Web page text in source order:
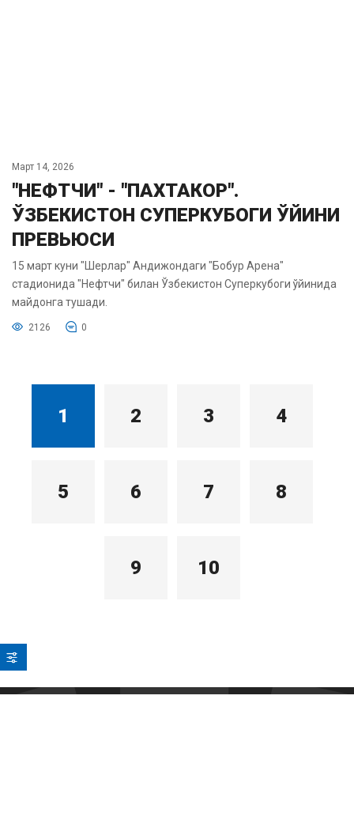
Март 14, 2026
"НЕФТЧИ" - "ПАХТАКОР".
ЎЗБЕКИСТОН СУПЕРКУБОГИ ЎЙИНИ
ПРЕВЬЮСИ
15 март куни "Шерлар" Андижондаги "Бобур Арена"
стадионида "Нефтчи" билан Ўзбекистон Суперкубоги ўйинида
майдонга тушади.
2126 0
1 2 3 4
5 6 7 8
9 10